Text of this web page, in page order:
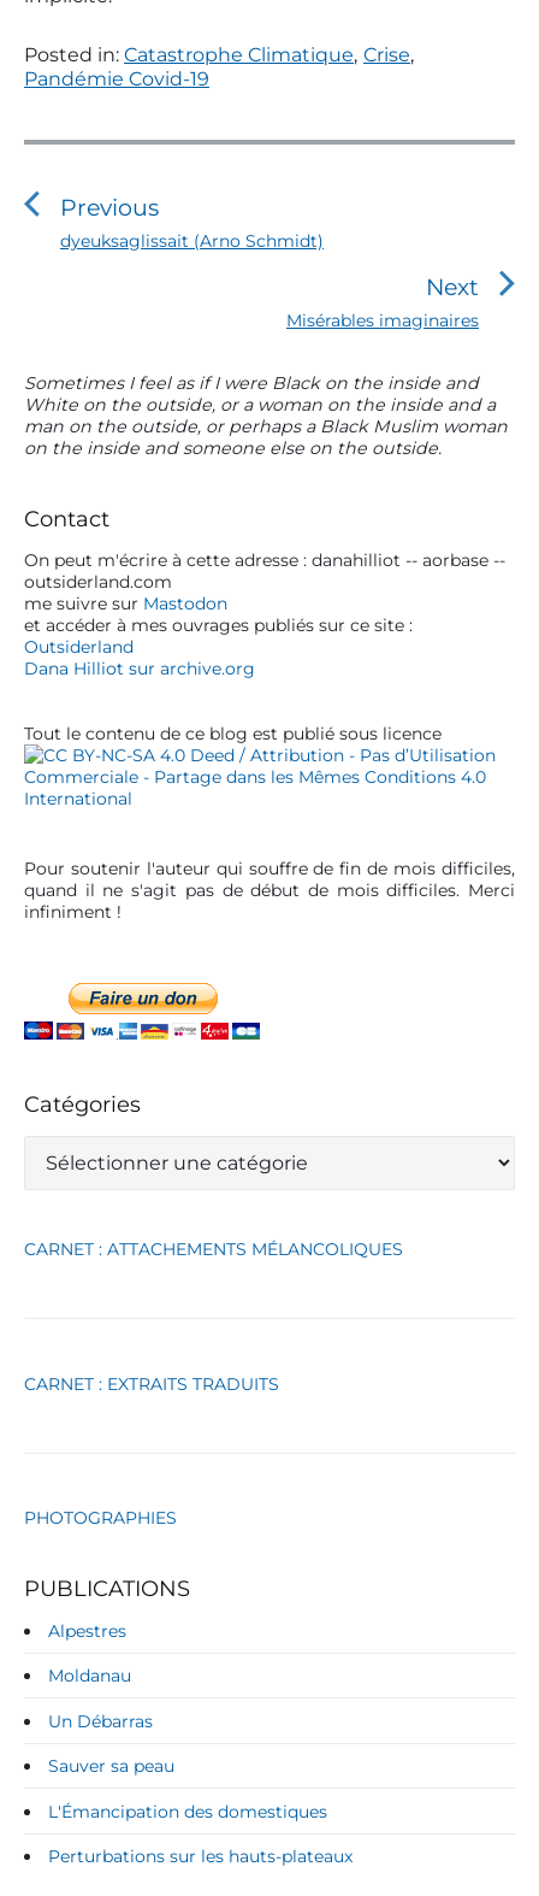
Posted in: Catastrophe Climatique, Crise,
Pandémie Covid-19
N
v
i
o
n
l
’
a
r
t
c
l
e
Previous
P
u
s
p
o
dyeuksaglissait (Arno Schmidt)
Next
N
t
p
o
Misérables imaginaires
P
r
i
m
r
y
S
i
d
e
b
Sometimes I feel as if I were Black on the inside and
White on the outside, or a woman on the inside and a
man on the outside, or perhaps a Black Muslim woman
on the inside and someone else on the outside.
Contact
On peut m'écrire à cette adresse : danahilliot -- aorbase --
outsiderland.com
me suivre sur Mastodon
et accéder à mes ouvrages publiés sur ce site :
Outsiderland
Dana Hilliot sur archive.org
Tout le contenu de ce blog est publié sous licence
Pour soutenir l'auteur qui souffre de fin de mois difficiles,
quand il ne s'agit pas de début de mois difficiles. Merci
infiniment !
Catégories
t
o
CARNET : ATTACHEMENTS MÉLANCOLIQUES
CARNET : EXTRAITS TRADUITS
PHOTOGRAPHIES
PUBLICATIONS
Alpestres
Moldanau
Un Débarras
Sauver sa peau
L'Émancipation des domestiques
Perturbations sur les hauts-plateaux